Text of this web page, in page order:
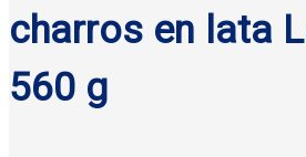
charros en lata
560 g